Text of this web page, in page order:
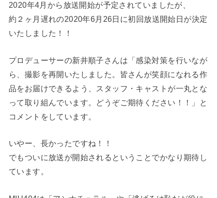
2020年4月から放送開始が予定されていましたが、
約２ヶ月遅れの2020年6月26日に初回放送開始日が決定
いたしました！！
プロデューサーの新井順子さんは「感染対策を行いなが
ら、撮影を再開いたしました。皆さんが笑顔になれる作
品をお届けできるよう、スタッフ・キャストが一丸とな
って取り組んでいます。どうぞご期待ください！！」と
コメントをしています。
いやー、長かったですね！！
でもついに放送が開始されるということでかなり期待し
ています。